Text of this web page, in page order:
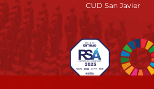
CUD San Javier